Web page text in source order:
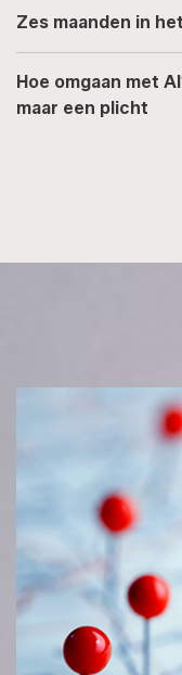
Zes maanden in
Hoe omgaan met
maar een plicht